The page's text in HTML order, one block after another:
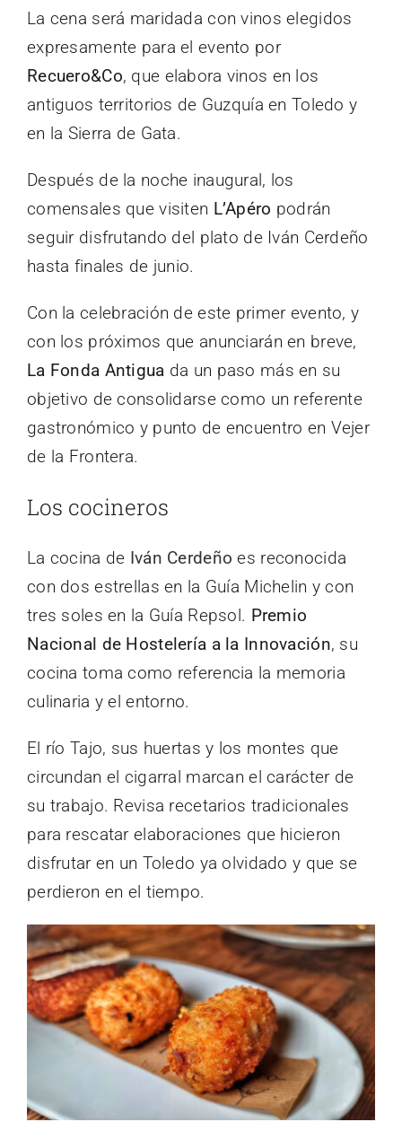
La cena será maridada con vinos elegidos
expresamente para el evento por
Recuero&Co, que elabora vinos en los
antiguos territorios de Guzquía en Toledo y
en la Sierra de Gata.
Después de la noche inaugural, los
comensales que visiten L’Apéro podrán
seguir disfrutando del plato de Iván Cerdeño
hasta finales de junio.
Con la celebración de este primer evento, y
con los próximos que anunciarán en breve,
La Fonda Antigua da un paso más en su
objetivo de consolidarse como un referente
gastronómico y punto de encuentro en Vejer
de la Frontera.
Los cocineros
La cocina de Iván Cerdeño es reconocida
con dos estrellas en la Guía Michelin y con
tres soles en la Guía Repsol. Premio
Nacional de Hostelería a la Innovación, su
cocina toma como referencia la memoria
culinaria y el entorno.
El río Tajo, sus huertas y los montes que
circundan el cigarral marcan el carácter de
su trabajo. Revisa recetarios tradicionales
para rescatar elaboraciones que hicieron
disfrutar en un Toledo ya olvidado y que se
perdieron en el tiempo.